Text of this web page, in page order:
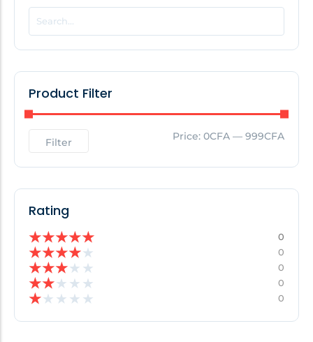
POPULAR THIS WEEK
No Posts Found!
No Posts Found!
Product Filter
Filter Price: 0CFA — 999CFA
Rating
★★★★★ 0
★★★★★ 0
★★★★ ★ 0
★★★ ★ ★ 0
★★ ★ ★ ★ 0